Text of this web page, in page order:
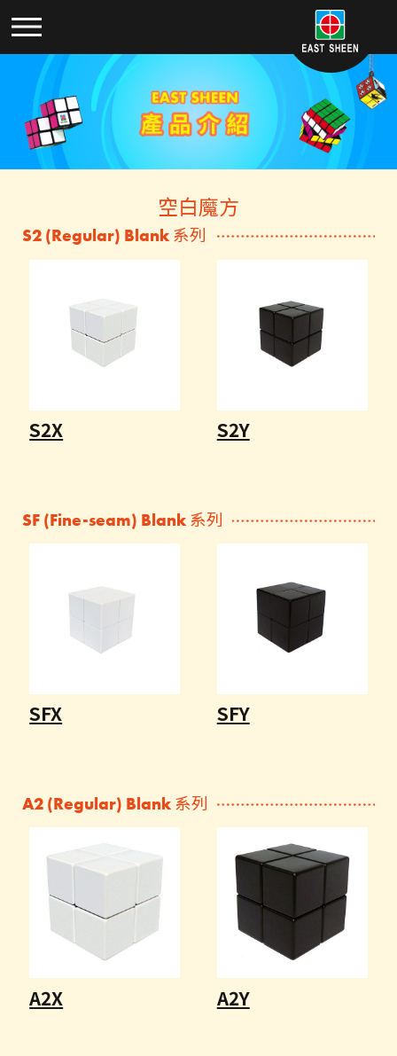
空白魔方
S2 (Regular) Blank 系列
S2X S2Y
SF (Fine-seam) Blank 系列
SFX SFY
A2 (Regular) Blank 系列
A2X A2Y